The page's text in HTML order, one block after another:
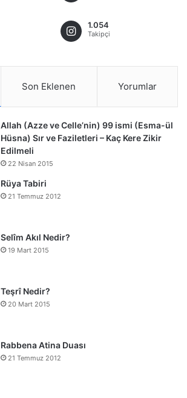
1.054
Takipçi
Son Eklenen Yorumlar
Allah (Azze ve Celle’nin) 99 ismi (Esma-ül
Hüsna) Sır ve Faziletleri – Kaç Kere Zikir
Edilmeli
22 Nisan 2015
Rüya Tabiri
21 Temmuz 2012
Selîm Akıl Nedir?
19 Mart 2015
Teşrî Nedir?
20 Mart 2015
Rabbena Atina Duası
21 Temmuz 2012